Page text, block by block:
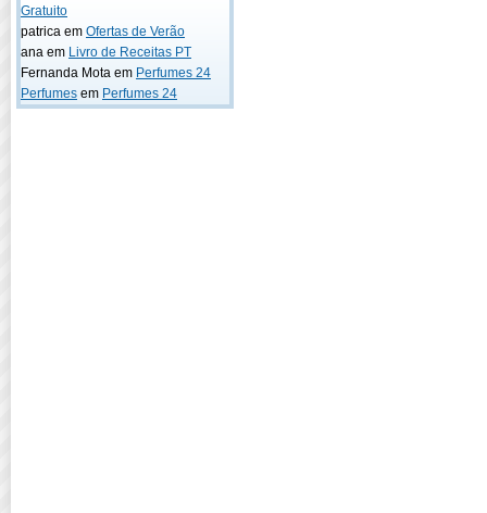
Gratuito
patrica em Ofertas de Verão
ana em Livro de Receitas PT
Fernanda Mota em Perfumes 24
Perfumes em Perfumes 24